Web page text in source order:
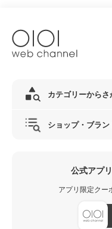
カテゴリーからさ
ショップ・ブラ
公式アプ
アプリ限定クー